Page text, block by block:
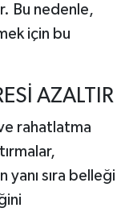
Bu nedenle,
için bu
AZALTIR
rahatlatma
yanı sıra belleği